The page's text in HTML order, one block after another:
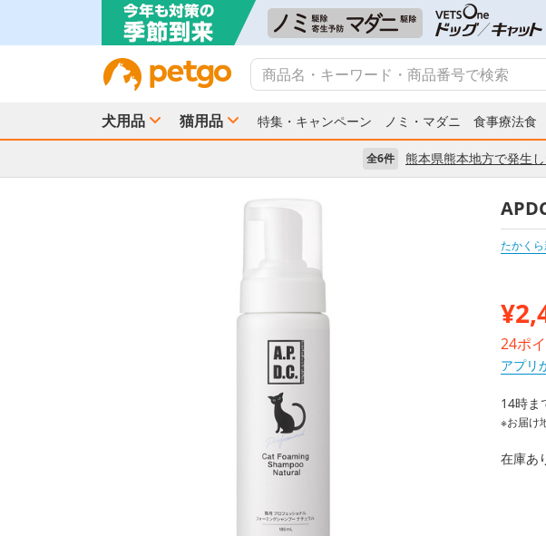
犬用品 猫用品 特集・キャンペーン ノミ・マダニ 食事療法食
全6件 熊本県熊本地方で発生
たかく
¥
24ポ
アプリ
14時ま
※お届け
在庫あ